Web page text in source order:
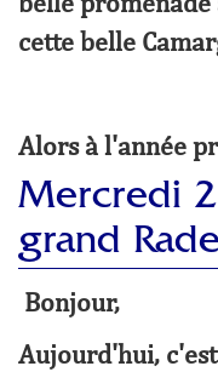
cette belle
Alors à l'année
Mercredi
grand
Bonjour,
Aujourd'hui,